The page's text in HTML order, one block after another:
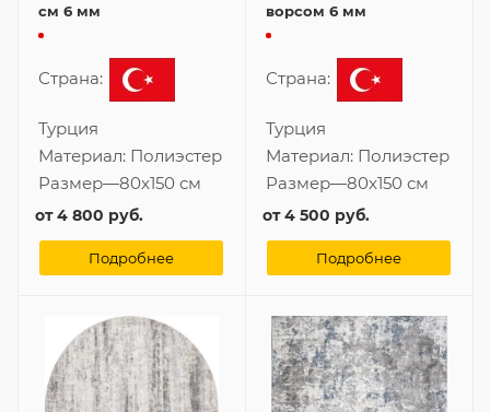
см 6 мм
Страна:
Турция
Материал: Полиэстер
Размер—80x150 см
от4 800 руб.
Подробнее
ворсом 6 мм
Страна:
Турция
Материал: Полиэстер
Размер—80x150 см
от4 500 руб.
Подробнее